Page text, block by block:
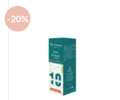
-20%